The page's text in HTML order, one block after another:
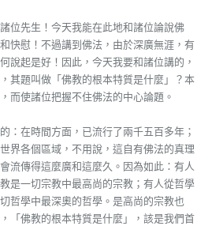
位先生！今天我能在此地和諸位論說佛
快慰！不過講到佛法，由於深廣無涯，有
說起是好！因此，今天我要和諸位講的，
其題叫做「佛教的根本特質是什麼」？本
而使諸位把握不住佛法的中心論題。
：在時間方面，已流行了兩千五百多年；
界各個區域，不用說，這自有佛法的真理
流傳得這麼廣和這麼久。因為如此：有人
是一切宗教中最高尚的宗教；有人從哲學
哲學中最深奧的哲學。是高尚的宗教也
「佛教的根本特質是什麼」，該是我們首